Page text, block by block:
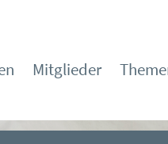
Mitglieder